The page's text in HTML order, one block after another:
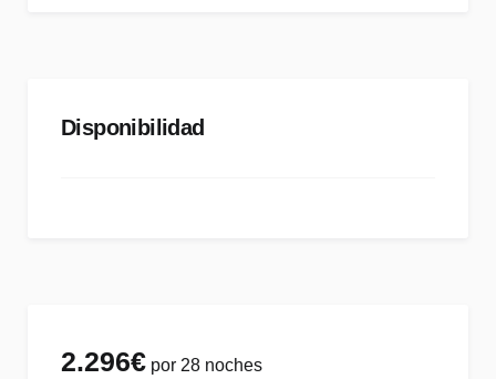
Disponibilidad
2.296€ por 28 noches